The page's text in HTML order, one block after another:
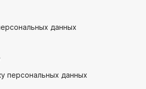
данных
персональных данных